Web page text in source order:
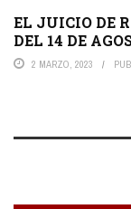
EL JUICIO DE
DEL 14 DE
2 MARZO, 2023